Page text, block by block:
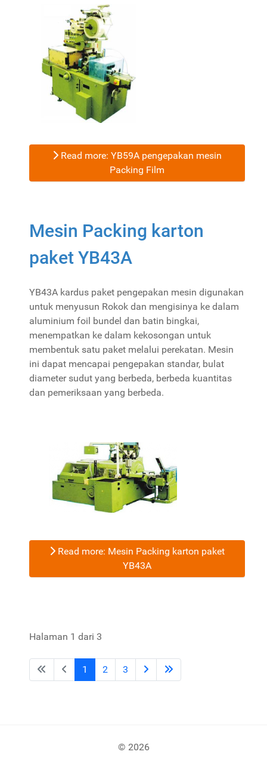
Read more: YB59A pengepakan mesin
Packing Film
Mesin Packing karton
paket YB43A
YB43A kardus paket pengepakan mesin digunakan
untuk menyusun Rokok dan mengisinya ke dalam
aluminium foil bundel dan batin bingkai,
menempatkan ke dalam kekosongan untuk
membentuk satu paket melalui perekatan. Mesin
ini dapat mencapai pengepakan standar, bulat
diameter sudut yang berbeda, berbeda kuantitas
dan pemeriksaan yang berbeda.
Read more: Mesin Packing karton paket
YB43A
Halaman 1 dari 3
1 2 3
© 2026